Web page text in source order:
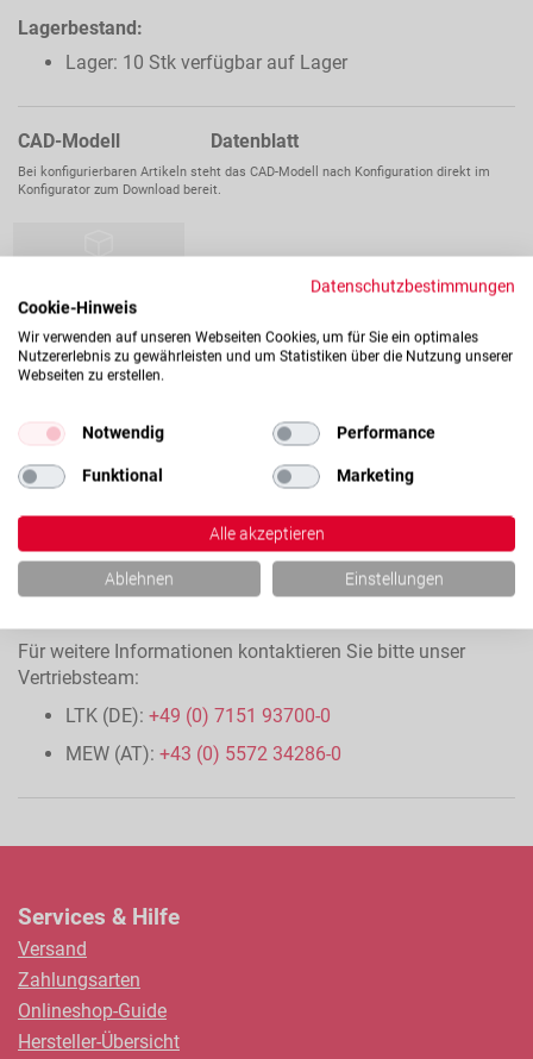
Lagerbestand:
Lager: 10 Stk verfügbar auf Lager
CAD-Modell Datenblatt
Bei konfigurierbaren Artikeln steht das CAD-Modell nach Konfiguration direkt im
Konfigurator zum Download bereit.
Für weitere Informationen kontaktieren Sie bitte unser
Vertriebsteam:
LTK (DE): +49 (0) 7151 93700-0
MEW (AT): +43 (0) 5572 34286-0
Services & Hilfe
Versand
Zahlungsarten
Onlineshop-Guide
Hersteller-Übersicht
Datenschutzbestimmungen
Cookie-Hinweis
Wir verwenden auf unseren Webseiten Cookies, um für Sie ein optimales
Nutzererlebnis zu gewährleisten und um Statistiken über die Nutzung unserer
Webseiten zu erstellen.
Notwendig Performance
Funktional Marketing
Alle akzeptieren
Ablehnen Einstellungen